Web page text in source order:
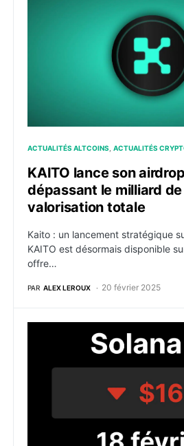
ACTUALITÉS ALTCOINS ACTUALITÉS
KAITO lance son
dépassant le milliard
valorisation totale
Kaito : un lancement stratégique
KAITO est désormais disponible
offre…
PAR ALEX LEROUX 20 février 2025
Manipulation de marché et